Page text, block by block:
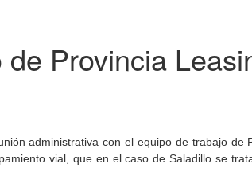
Provincia
administrativa con el equipo de trabajo de
vial, que en el caso de Saladillo se